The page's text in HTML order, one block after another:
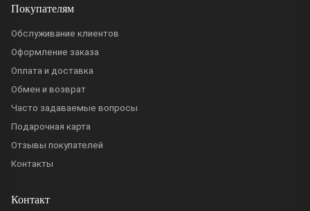
Покупателям
Обслуживание клиентов
Оформление заказа
Оплата и доставка
Обмен и возврат
Часто задаваемые вопросы
Подарочная карта
Отзывы покупателей
Контакты
Контакт